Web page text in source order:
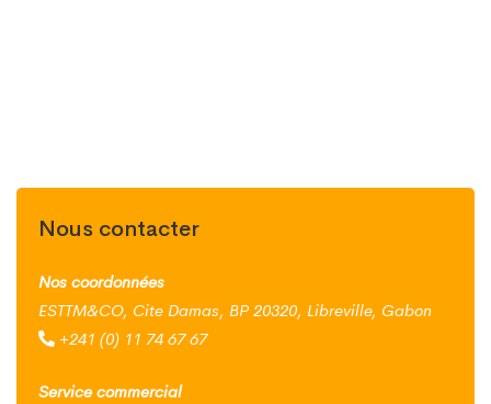
Nous contacter
Nos coordonnées
ESTTM&CO, Cite Damas, BP 20320, Libreville, Gabon
+241 (0) 11 74 67 67
Service commercial